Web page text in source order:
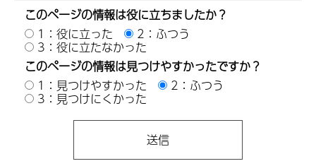
このページの情報は役に立ちましたか？
1：役に立った
2：ふつう
3：役に立たなかった
このページの情報は見つけやすかったですか？
1：見つけやすかった
2：ふつう
3：見つけにくかった